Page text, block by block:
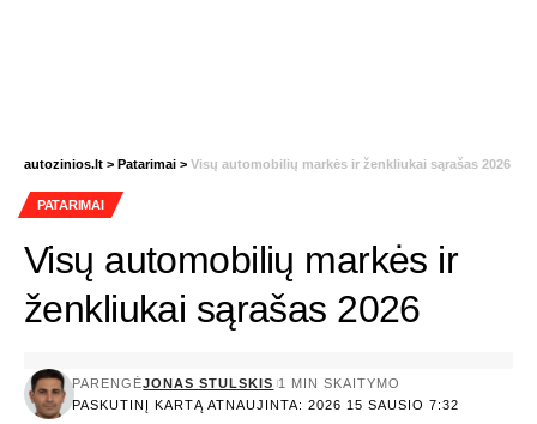
autozinios.lt > Patarimai > Visų automobilių markės ir ženkliukai sąrašas 2026
PATARIMAI
Visų automobilių markės ir
ženkliukai sąrašas 2026
PASKUTINĮ KARTĄ ATNAUJINTA: 2026 15 SAUSIO 7:32
PARENGĖJONAS STULSKIS 1 MIN SKAITYMO